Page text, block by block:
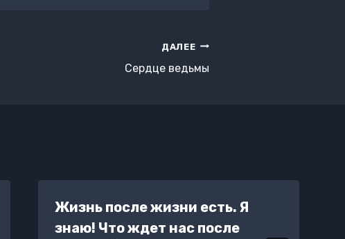
ДАЛЕЕ
Сердце ведьмы
Жизнь после жизни есть. Я
знаю! Что ждет нас после